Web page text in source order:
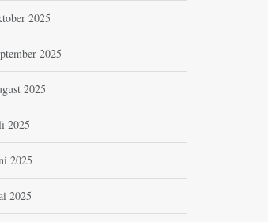
2025
2025
2025
2025
2025
2025